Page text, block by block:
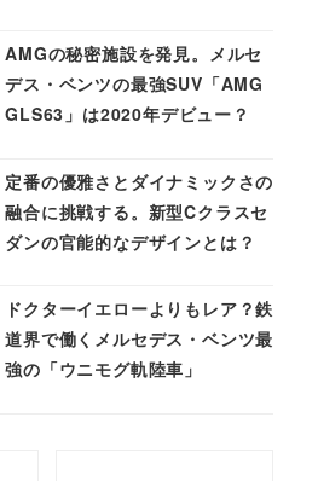
AMGの秘密施設を発見。メルセ
デス・ベンツの最強SUV「AMG
GLS63」は2020年デビュー？
定番の優雅さとダイナミックさの
融合に挑戦する。新型Cクラスセ
ダンの官能的なデザインとは？
ドクターイエローよりもレア？鉄
道界で働くメルセデス・ベンツ最
強の「ウニモグ軌陸車」